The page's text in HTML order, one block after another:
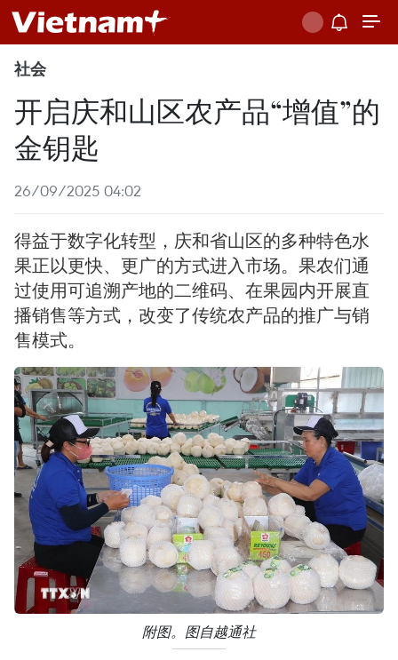
社会
开启庆和山区农产品“增值”的
金钥匙
26/09/2025 04:02
得益于数字化转型，庆和省山区的多种特色水
果正以更快、更广的方式进入市场。果农们通
过使用可追溯产地的二维码、在果园内开展直
播销售等方式，改变了传统农产品的推广与销
售模式。
附图。图自越通社